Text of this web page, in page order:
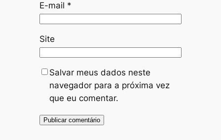
E-mail *
Site
Salvar meus dados neste
navegador para a próxima vez
que eu comentar.